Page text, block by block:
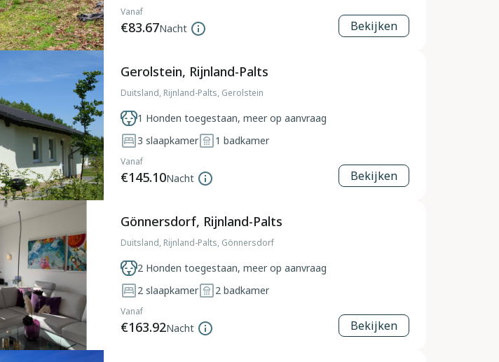
Vanaf
€83.67Nacht Bekijken
Gerolstein, Rijnland-Palts
Duitsland, Rijnland-Palts, Gerolstein
1 Honden toegestaan, meer op aanvraag
3 slaapkamer 1 badkamer
Vanaf
€145.10Nacht Bekijken
Gönnersdorf, Rijnland-Palts
Duitsland, Rijnland-Palts, Gönnersdorf
2 Honden toegestaan, meer op aanvraag
2 slaapkamer 2 badkamer
Vanaf
€163.92Nacht Bekijken